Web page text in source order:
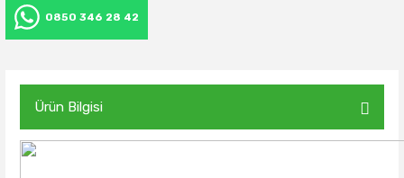
0850 346 28 42
Ürün Bilgisi